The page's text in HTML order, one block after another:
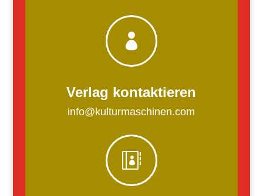

Verlag kontaktieren
info@kulturmaschinen.com
